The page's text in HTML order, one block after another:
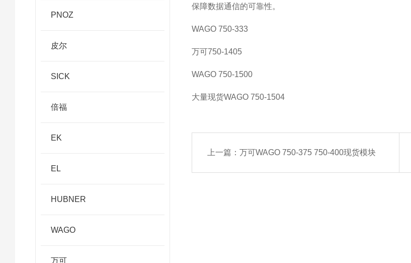
PNOZ
皮尔
SICK
倍福
EK
EL
HUBNER
WAGO
万可
保障数据通信的可靠性。
WAGO 750-333
万可750-1405
WAGO 750-1500
大量现货WAGO 750-1504
上一篇：万可WAGO 750-375 750-400现货模块